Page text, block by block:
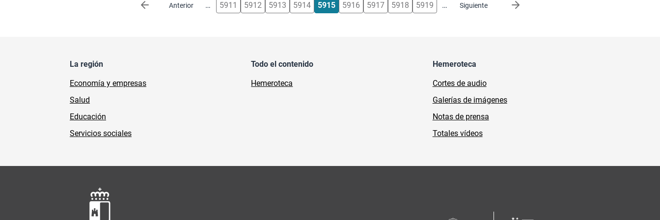
Anterior
Página anterior … 5911 5912 5913 5914 5915 5916 5917 5918 5919 … Siguiente
Siguiente página
La región
Economía y empresas
Salud
Educación
Servicios sociales
Todo el contenido
Hemeroteca
Hemeroteca
Cortes de audio
Galerías de imágenes
Notas de prensa
Totales vídeos